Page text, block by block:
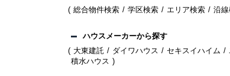
総合物件検索
学区検索 エリア検索 沿
ハウスメーカーから探す
大東建託
ダイワハウス セキスイハイム
積水ハウス